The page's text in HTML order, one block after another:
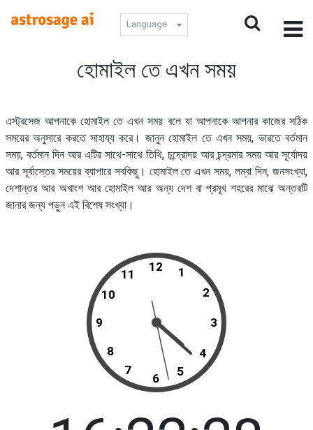
Language
হোমাইল তে এখন সময়
এস্ট্রসেজ আপনাকে হোমাইল তে এখন সময় বলে যা আপনাকে আপনার কাজের সঠিক
সময়ের অনুসারে করতে সাহায্য করে। জানুন হোমাইল তে এখন সময়, ভারতে বর্তমান
সময়, বর্তমান দিন আর এটির সাথে-সাথে তিথি, চন্দ্রোদয় আর চন্দ্রমার সময় আর সূর্যোদয়
আর সূর্যাস্তের সময়ের ব্যাপারে সবকিছু। হোমাইল তে এখন সময়, লম্বা দিন, জনসংখ্যা,
দেশান্তর আর অখাংশ আর হোমাইল আর অন্য দেশ বা প্রমূখ শহরের মাঝে অন্তরটি
জানার জন্য পড়ুন এই বিশেষ সংখ্যা।
12
11
10
9
8
7
6 5
4
3
2
1